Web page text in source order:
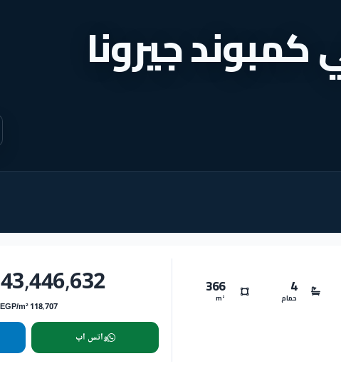
للبيع 366م في كمبوند جيرونا
4
حمام
366
m²
43,446,632 EGP
118,707 EGP/m²
واتس اب